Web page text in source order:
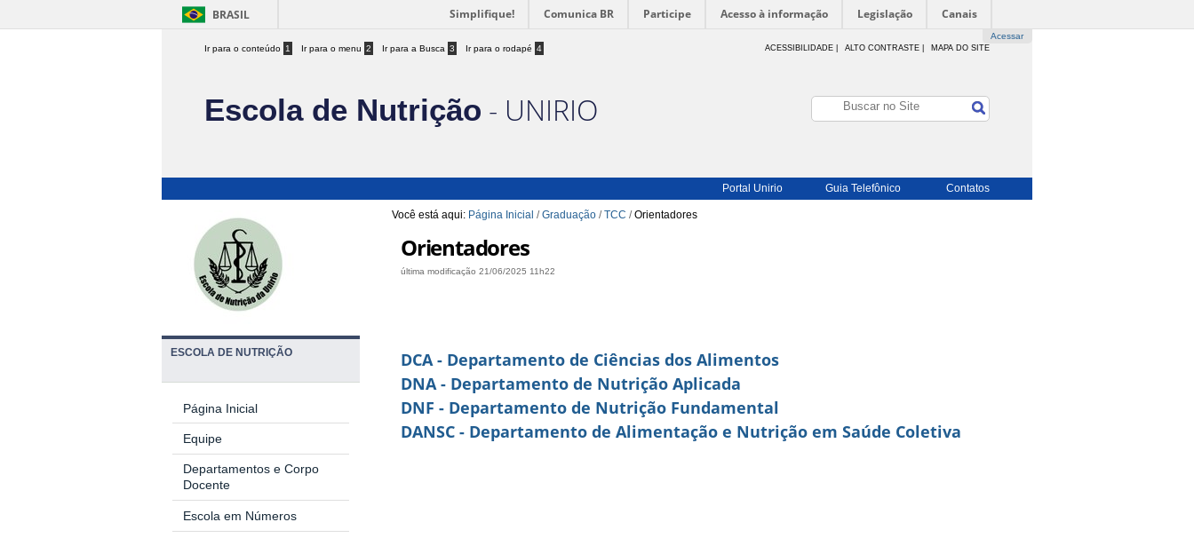
BRASIL Simplifique! Comunica BR Participe Acesso à informação Legislação Canais
Acessar
Ir para o conteúdo 1 Ir para o menu 2 Ir para a Busca 3 Ir para o rodapé 4 ACESSIBILIDADE ALTO CONTRASTE | MAPA DO SITE
Escola de Nutrição - UNIRIO
Portal Unirio Guia Telefônico Contatos
Você está aqui: Página Inicial /Graduação /TCC /Orientadores
Orientadores
última modificação 21/06/2025 11h22
DCA - Departamento de Ciências dos Alimentos
DNA - Departamento de Nutrição Aplicada
DNF - Departamento de Nutrição Fundamental
DANSC - Departamento de Alimentação e Nutrição em Saúde Coletiva
ESCOLA DE NUTRIÇÃO
Página Inicial
Equipe
Departamentos e Corpo
Docente
Escola em Números